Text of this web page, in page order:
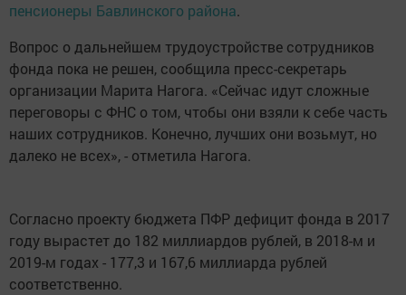
пенсионеры Бавлинского района.
Вопрос о дальнейшем трудоустройстве сотрудников
фонда пока не решен, сообщила пресс-секретарь
организации Марита Нагога. «Сейчас идут сложные
переговоры с ФНС о том, чтобы они взяли к себе часть
наших сотрудников. Конечно, лучших они возьмут, но
далеко не всех», - отметила Нагога.
Согласно проекту бюджета ПФР дефицит фонда в 2017
году вырастет до 182 миллиардов рублей, в 2018-м и
2019-м годах - 177,3 и 167,6 миллиарда рублей
соответственно.